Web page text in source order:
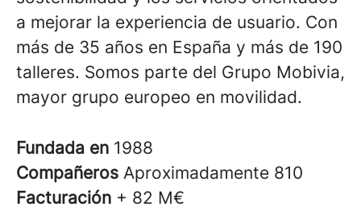
a mejorar la experiencia de usuario. Con
más de 35 años en España y más de 190
talleres. Somos parte del Grupo Mobivia,
mayor grupo europeo en movilidad.
Fundada en 1988
Compañeros Aproximadamente 810
Facturación + 82 M€